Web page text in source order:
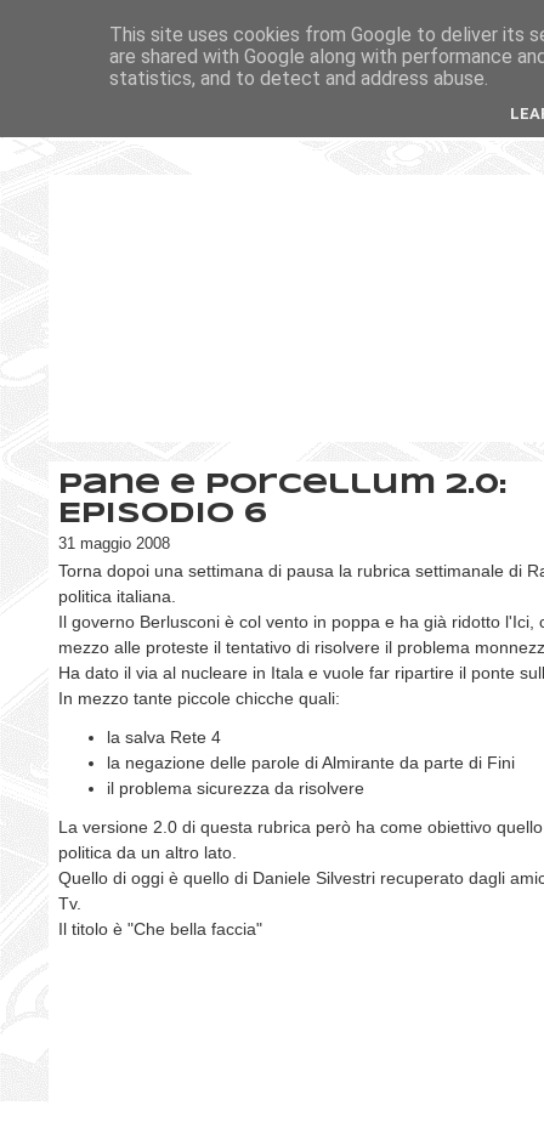
Pane e Porcellum 2.0:
Episodio 6
31 maggio 2008
Torna dopoi una settimana di pausa la rubrica settimanale di
politica italiana.
Il governo Berlusconi è col vento in poppa e ha già ridotto l'Ici,
mezzo alle proteste il tentativo di risolvere il problema
Ha dato il via al nucleare in Itala e vuole far ripartire il ponte
In mezzo tante piccole chicche quali:
la salva Rete 4
la negazione delle parole di Almirante da parte di Fini
il problema sicurezza da risolvere
La versione 2.0 di questa rubrica però ha come obiettivo
politica da un altro lato.
Quello di oggi è quello di Daniele Silvestri recuperato dagli
Tv.
Il titolo è "Che bella faccia"
This site uses cookies from Google to deliver its
are shared with Google along with performance
statistics, and to detect and address abuse.